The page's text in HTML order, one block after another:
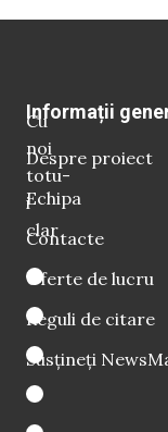
Cu
noi
totu-
i
clar
Informații
Despre proiect
Echipa
Contacte
Oferte de lucru
Reguli de citare
Susțineți